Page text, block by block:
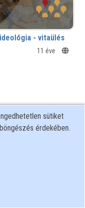
- vitaülés
11 éve
sütiket
érdekében.